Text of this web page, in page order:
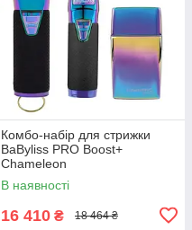
Комбо-набір для стрижки
BaByliss PRO Boost+
Chameleon
(FX8700IBPE+FX7870IBPE+F
XFS2IE)
В наявності
16 410 ₴ 18 464 ₴